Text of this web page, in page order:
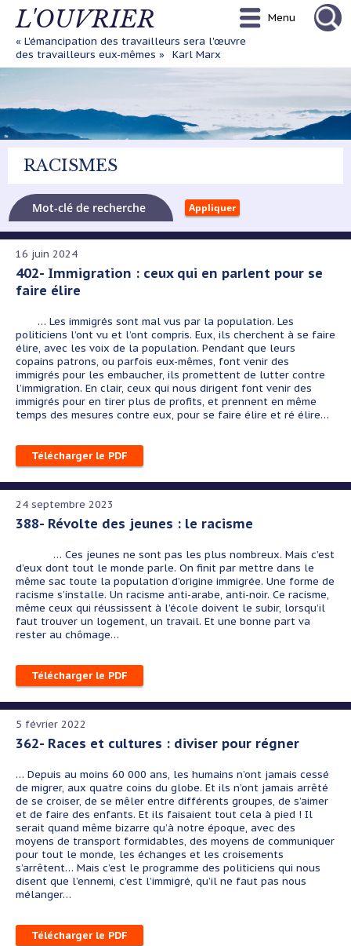
Aller
principal
L'OUVRIER
« L'émancipation des travailleurs sera l'œuvre
des travailleurs eux-mêmes »
Karl Marx
Menu
RACISMES
16 juin 2024
402- Immigration : ceux qui en parlent pour se
faire élire
… Les immigrés sont mal vus par la population. Les
politiciens l’ont vu et l’ont compris. Eux, ils cherchent à se faire
élire, avec les voix de la population. Pendant que leurs
copains patrons, ou parfois eux-mêmes, font venir des
immigrés pour les embaucher, ils promettent de lutter contre
l’immigration. En clair, ceux qui nous dirigent font venir des
immigrés pour en tirer plus de profits, et prennent en même
temps des mesures contre eux, pour se faire élire et ré élire…
Télécharger le PDF
24 septembre 2023
388- Révolte des jeunes : le racisme
… Ces jeunes ne sont pas les plus nombreux. Mais c’est
d’eux dont tout le monde parle. On finit par mettre dans le
même sac toute la population d’origine immigrée. Une forme de
racisme s’installe. Un racisme anti-arabe, anti-noir. Ce racisme,
même ceux qui réussissent à l’école doivent le subir, lorsqu’il
faut trouver un logement, un travail. Et une bonne part va
rester au chômage…
Télécharger le PDF
5 février 2022
362- Races et cultures : diviser pour régner
… Depuis au moins 60 000 ans, les humains n’ont jamais cessé
de migrer, aux quatre coins du globe. Et ils n’ont jamais arrêté
de se croiser, de se mêler entre différents groupes, de s’aimer
et de faire des enfants. Et ils faisaient tout cela à pied ! Il
serait quand même bizarre qu’à notre époque, avec des
moyens de transport formidables, des moyens de communiquer
pour tout le monde, les échanges et les croisements
s’arrêtent… Mais c’est le programme des politiciens qui nous
disent que l’ennemi, c’est l’immigré, qu’il ne faut pas nous
mélanger…
Télécharger le PDF